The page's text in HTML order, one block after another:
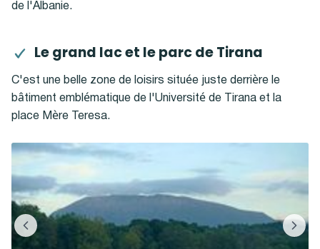
de l'Albanie.
Le grand lac et le parc de Tirana
C'est une belle zone de loisirs située juste derrière le
bâtiment emblématique de l'Université de Tirana et la
place Mère Teresa.